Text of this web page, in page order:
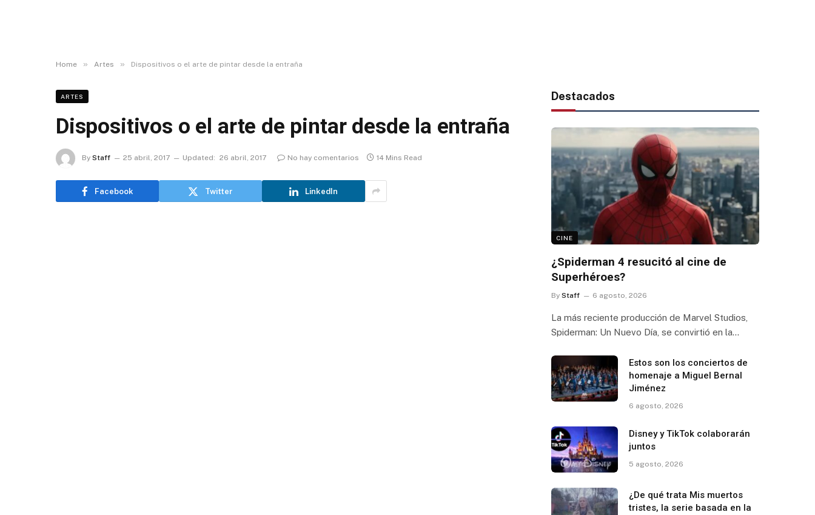
Home » Artes » Dispositivos o el arte de pintar desde la entraña
ARTES
Dispositivos o el arte de pintar desde la entraña
By Staff 25 abril, 2017 Updated: 26 abril, 2017 No hay comentarios 14 Mins Read
Facebook Twitter LinkedIn
Destacados
CINE
¿Spiderman 4 resucitó al cine de
Superhéroes?
By Staff 6 agosto, 2026
La más reciente producción de Marvel Studios,
Spiderman: Un Nuevo Día, se convirtió en la…
Estos son los conciertos de
homenaje a Miguel Bernal
Jiménez
6 agosto, 2026
Disney y TikTok colaborarán
juntos
5 agosto, 2026
¿De qué trata Mis muertos
tristes, la serie basada en la